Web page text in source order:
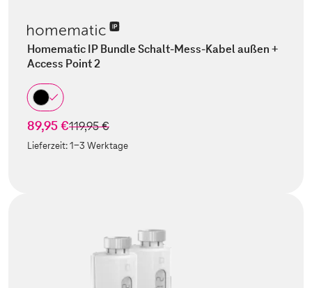
Homematic IP Bundle Schalt-Mess-Kabel außen +
Access Point 2
89,95 €statt
119,95 €
Lieferzeit:1-3 Werktage